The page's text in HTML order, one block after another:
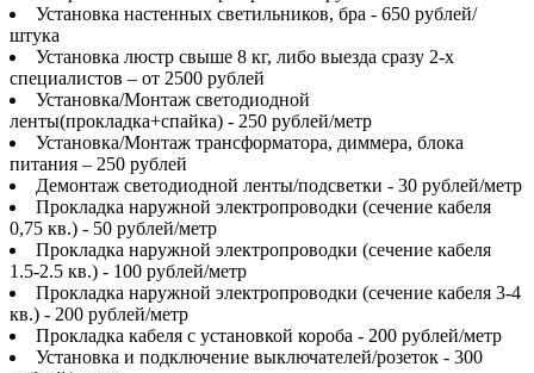
Установка настенных светильников, бра - 650 рублей/
штука
Установка люстр свыше 8 кг, либо выезда сразу 2-х
специалистов – от 2500 рублей
Установка/Монтаж светодиодной
ленты(прокладка+спайка) - 250 рублей/метр
Установка/Монтаж трансформатора, диммера, блока
питания – 250 рублей
Демонтаж светодиодной ленты/подсветки - 30 рублей/метр
Прокладка наружной электропроводки (сечение кабеля
0,75 кв.) - 50 рублей/метр
Прокладка наружной электропроводки (сечение кабеля
1.5-2.5 кв.) - 100 рублей/метр
Прокладка наружной электропроводки (сечение кабеля 3-4
кв.) - 200 рублей/метр
Прокладка кабеля с установкой короба - 200 рублей/метр
Установка и подключение выключателей/розеток - 300